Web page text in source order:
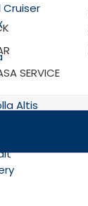
Altis
SERVICE